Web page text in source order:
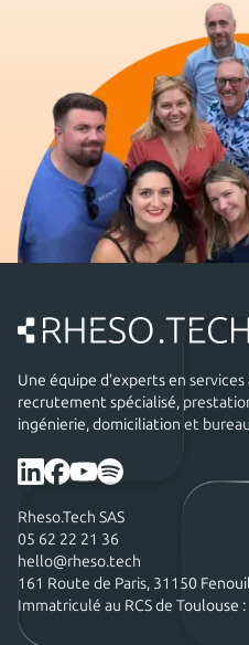
Une équipe d’experts en
recrutement spécialisé,
ingénierie, domiciliation et
Rheso.Tech SAS
05 62 22 21 36
hello@rheso.tech
161 Route de Paris, 31150
Immatriculé au RCS de